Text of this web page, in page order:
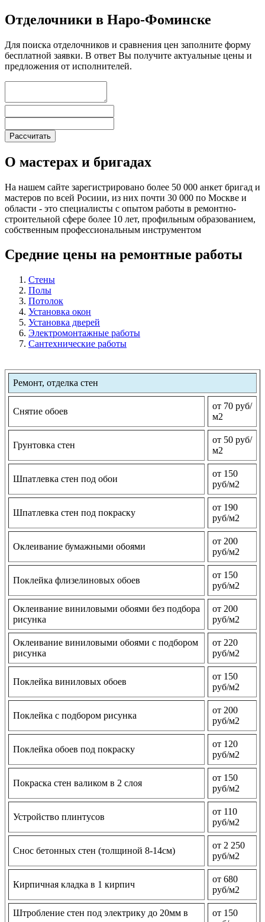
Отделочники в Наро-Фоминске
Для поиска отделочников и сравнения цен заполните форму
бесплатной заявки. В ответ Вы получите актуальные цены и
предложения от исполнителей.
О мастерах и бригадах
На нашем сайте зарегистрировано более 50 000 анкет бригад и
мастеров по всей Росиии, из них почти 30 000 по Москве и
области - это специалисты с опытом работы в ремонтно-
строительной сфере более 10 лет, профильным образованием,
собственным профессиональным инструментом
Средние цены на ремонтные работы
Стены
Полы
Потолок
Установка окон
Установка дверей
Электромонтажные работы
Сантехнические работы
Ремонт, отделка стен
Снятие обоев
от 70 руб/
м2
Грунтовка стен
от 50 руб/
м2
Шпатлевка стен под обои
от 150
руб/м2
Шпатлевка стен под покраску
от 190
руб/м2
Оклеивание бумажными обоями
от 200
руб/м2
Поклейка флизелиновых обоев
от 150
руб/м2
Оклеивание виниловыми обоями без подбора
рисунка
от 200
руб/м2
Оклеивание виниловыми обоями с подбором
рисунка
от 220
руб/м2
Поклейка виниловых обоев
от 150
руб/м2
Поклейка с подбором рисунка
от 200
руб/м2
Поклейка обоев под покраску
от 120
руб/м2
Покраска стен валиком в 2 слоя
от 150
руб/м2
Устройство плинтусов
от 110
руб/м2
Снос бетонных стен (толщиной 8-14см)
от 2 250
руб/м2
Кирпичная кладка в 1 кирпич
от 680
руб/м2
Штробление стен под электрику до 20мм в
от 150